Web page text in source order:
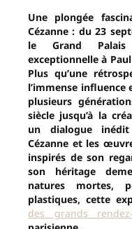
Une plongée
Cézanne : du 23
le Grand Palais
exceptionnelle à
Plus qu’une
l’immense
plusieurs
siècle jusqu’à la
un dialogue
Cézanne et les
inspirés de son
son héritage
natures mortes,
plastiques, cette
des grands